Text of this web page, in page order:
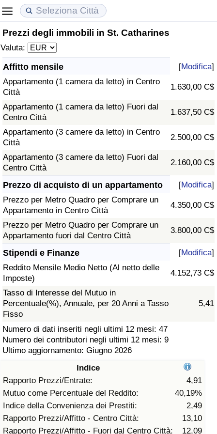
Prezzi degli immobili in St. Catharines
Valuta:
Affitto mensile [Modifica]
Appartamento (1 camera da letto) in Centro
Città
1.630,00 C$
Appartamento (1 camera da letto) Fuori dal
Centro Città
1.637,50 C$
Appartamento (3 camere da letto) in Centro
Città
2.500,00 C$
Appartamento (3 camere da letto) Fuori dal
Centro Città
2.160,00 C$
Prezzo di acquisto di un appartamento [Modifica]
Prezzo per Metro Quadro per Comprare un
Appartamento in Centro Città
4.350,00 C$
Prezzo per Metro Quadro per Comprare un
Appartamento fuori dal Centro Città
3.800,00 C$
Stipendi e Finanze [Modifica]
Reddito Mensile Medio Netto (Al netto delle
Imposte)
4.152,73 C$
Tasso di Interesse del Mutuo in
Percentuale(%), Annuale, per 20 Anni a Tasso
Fisso
5,41
Numero di dati inseriti negli ultimi 12 mesi: 47
Numero dei contributori negli ultimi 12 mesi: 9
Ultimo aggiornamento: Giugno 2026
Indice
Rapporto Prezzi/Entrate:
4,91
Mutuo come Percentuale del Reddito:
40,19%
Indice della Convenienza dei Prestiti:
2,49
Rapporto Prezzi/Affitto - Centro Città:
13,10
Rapporto Prezzi/Affitto - Fuori dal Centro Città:
12,09
Costo della vita
Indice Del Costo Della Vita (corrente)
Indice Del Costo Della Vita
Indice del Costo della Vita per Nazione
ad Aqaba
Prezzi degli immobili
Indice del Prezzo delle Case (Corrente)
Indice del Prezzo delle Case
Indice del Prezzo delle Case per Nazione
Qualità della Vita
Indice della Qualità della Vita
Indice della Qualità della Vita (Corrente)
Indice della qualità della vita per Paese
Criminalità
Indice del Tasso di Criminalità (Corrente)
Indice della Criminalità
Indice di criminalità per paese
Assistenza Sanitaria
Indice dell’Assistenza Sanitaria (Corrente)
Indice dell’Assistenza Sanitaria
Indice dell’Assistenza Sanitaria per
Nazione
Inquinamento
Indice dell’Inquinamento (Corrente)
Indice di inquinamento
Indice dell’Inquinamento per Nazione